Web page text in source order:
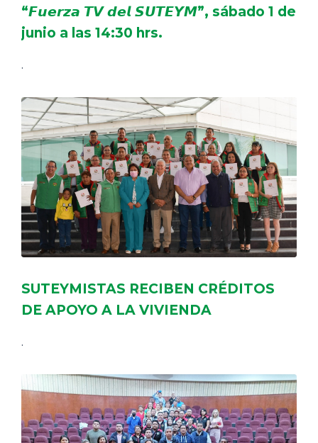
“𝙁𝙪𝙚𝙧𝙯𝙖 𝙏𝙑 𝙙𝙚𝙡 𝙎𝙐𝙏𝙀𝙔𝙈”, sábado 1 de
junio a las 14:30 hrs.
.
SUTEYMISTAS RECIBEN CRÉDITOS
DE APOYO A LA VIVIENDA
.